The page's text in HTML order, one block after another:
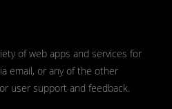
of web apps and services for
email, or any of the other
user support and feedback.